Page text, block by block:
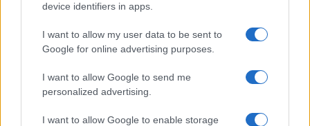
device identifiers in apps.
I want to allow my user data to be sent to
Google for online advertising purposes.
I want to allow Google to send me
personalized advertising.
I want to allow Google to enable storage